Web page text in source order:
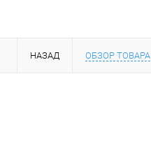
НАЗАД ОБЗОР ТОВАРА